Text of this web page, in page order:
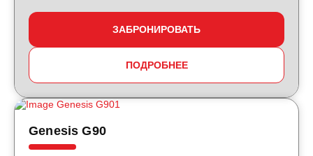
ЗАБРОНИРОВАТЬ
ПОДРОБНЕЕ
Genesis G90